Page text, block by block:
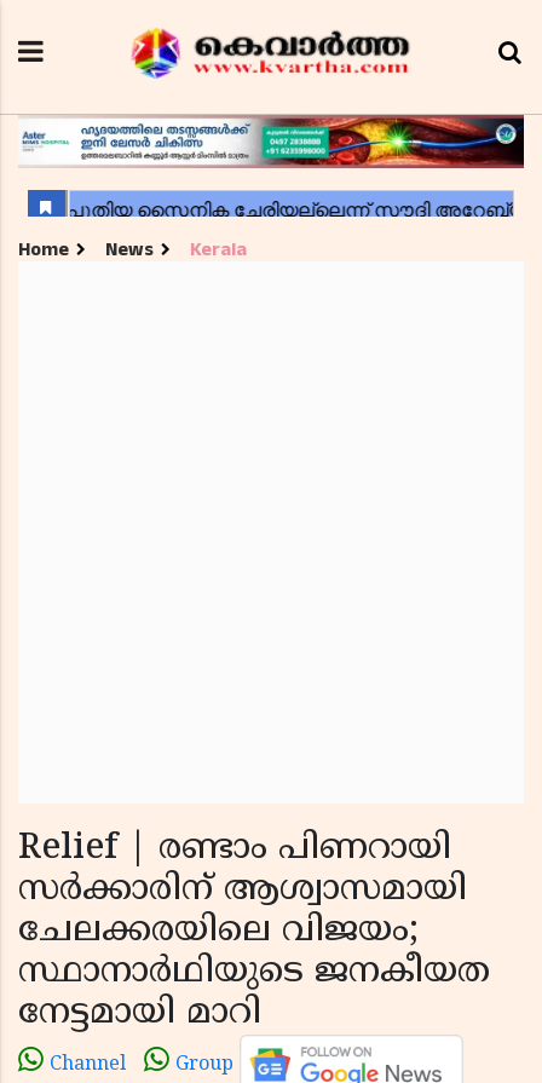
Home News Kerala
Relief | രണ്ടാം പിണറായി
സർക്കാരിന് ആശ്വാസമായി
ചേലക്കരയിലെ വിജയം;
സ്ഥാനാർഥിയുടെ ജനകീയത
നേട്ടമായി മാറി
Channel Group